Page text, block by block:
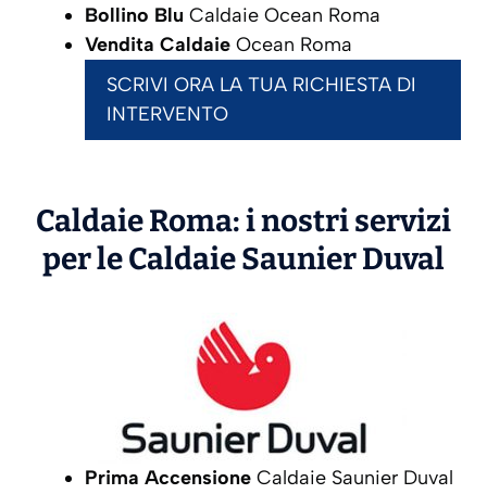
Bollino Blu Caldaie Ocean Roma
Vendita Caldaie Ocean Roma
SCRIVI ORA LA TUA RICHIESTA DI
INTERVENTO
Caldaie Roma: i nostri servizi
per le CaldaieSaunier Duval
Prima Accensione Caldaie Saunier Duval